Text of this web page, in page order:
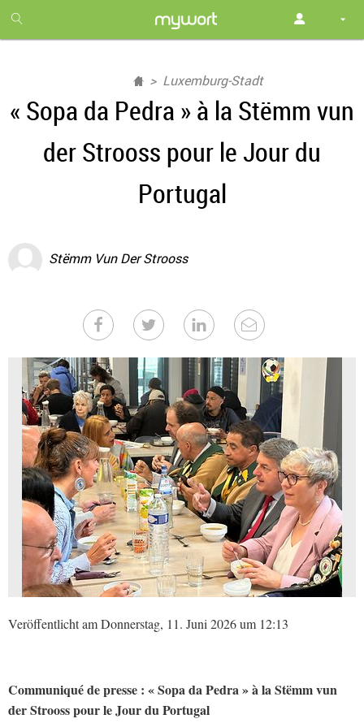
month
free
Luxemburg-Stadt
« Sopa da Pedra » à la Stëmm vun
der Strooss pour le Jour du
Portugal
Stëmm Vun Der Strooss
Veröffentlicht am Donnerstag, 11. Juni 2026 um 12:13
Communiqué de presse : « Sopa da Pedra » à la Stëmm vun
der Strooss pour le Jour du Portugal